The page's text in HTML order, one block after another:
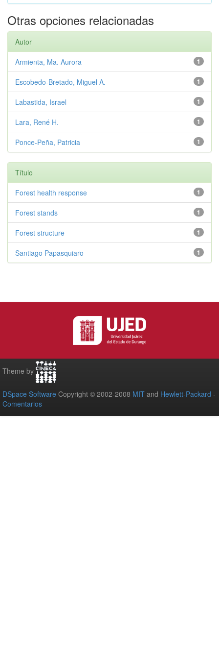
Otras opciones relacionadas
Autor
1
Armienta, Ma. Aurora
1
Escobedo-Bretado, Miguel A.
1
Labastida, Israel
1
Lara, René H.
1
Ponce-Peña, Patricia
Título
1
Forest health response
1
Forest stands
1
Forest structure
1
Santiago Papasquiaro
Theme by
DSpace Software Copyright © 2002-2008 MIT and Hewlett-Packard -
Comentarios